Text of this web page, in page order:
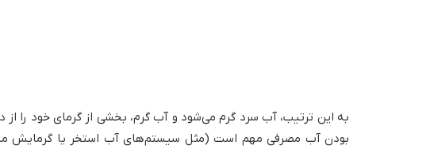
به این ترتیب، آب سرد گرم می‌شود و آب گرم، بخشی از گرمای خود را
بودن آب مصرفی مهم است (مثل سیستم‌های آب استخر یا گرمایش